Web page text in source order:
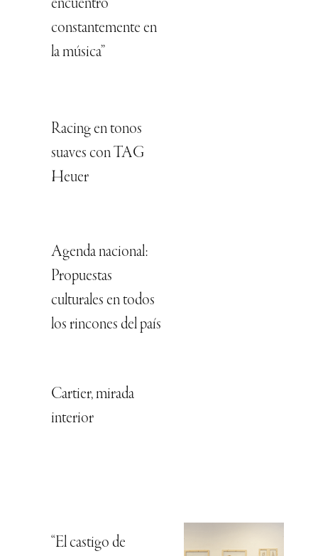
encuentro
constantemente en
la música”
Racing en tonos
suaves con TAG
Heuer
Agenda nacional:
Propuestas
culturales en todos
los rincones del país
Cartier, mirada
interior
“El castigo de